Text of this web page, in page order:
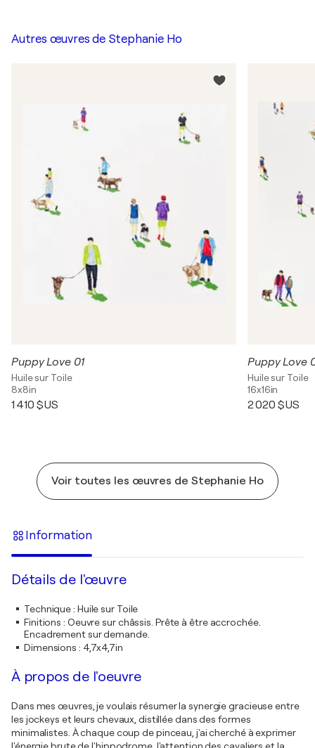
Autres œuvres de Stephanie Ho
Puppy Love 01
Huile sur Toile
8x8in
1 410 $US
Puppy Love
Huile sur Toile
16x16in
2 020 $US
Voir toutes les œuvres de Stephanie Ho
Information
Détails de l'œuvre
Technique: Huile sur Toile
Finitions : Oeuvre sur châssis. Prête à être accrochée.
Encadrement sur demande.
Dimensions : 4,7x4,7in
À propos de l'oeuvre
Dans mes œuvres, je voulais résumer la synergie gracieuse entre
les jockeys et leurs chevaux, distillée dans des formes
minimalistes. À chaque coup de pinceau, j'ai cherché à exprimer